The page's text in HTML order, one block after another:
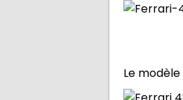
Le modèle